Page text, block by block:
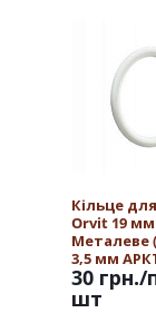
Кільце
Orvit 19 мм
Металеве
3,5 мм
30 грн./
шт